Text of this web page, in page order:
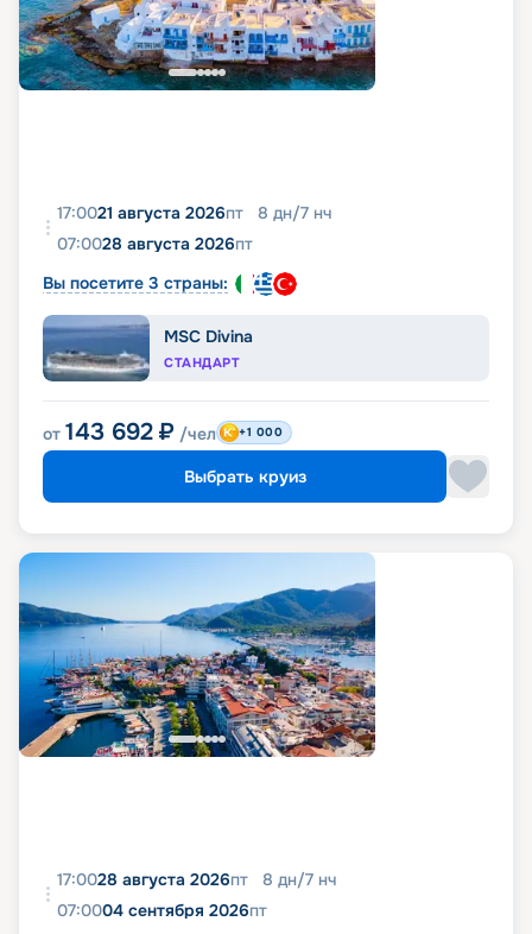
17:0021 августа 2026пт 8 дн/7 нч
07:0028 августа 2026пт
Вы посетите 3 страны:
MSC Divina
СТАНДАРТ
от 143 692 ₽ /чел +1 000
Выбрать круиз
17:0028 августа 2026пт 8 дн/7 нч
07:0004 сентября 2026пт